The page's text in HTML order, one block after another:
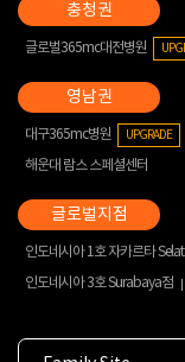
글로벌365mc대전병원
대구365mc병원 UPGRADE
해운대 람스 스페셜센터
인도네시아 1호 자카르타
인도네시아 3호 Surabaya점